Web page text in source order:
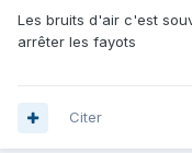
Les bruits d'air c'est
arrêter les fayots
Citer